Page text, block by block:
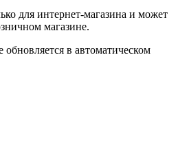
для интернет-магазина и может
магазине.
обновляется в автоматическом